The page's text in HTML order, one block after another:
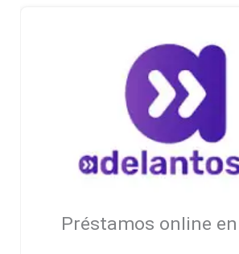
Préstamos online